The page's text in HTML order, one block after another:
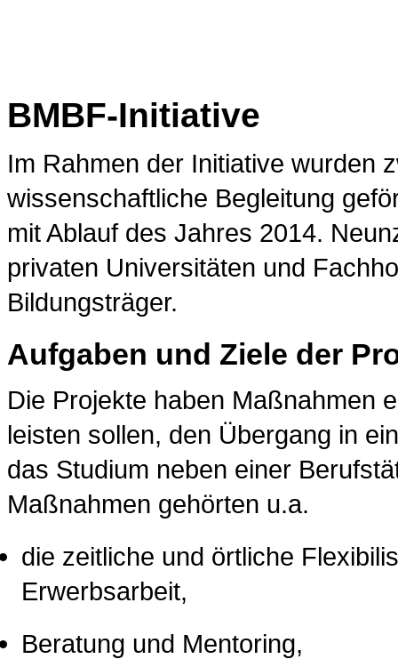
BMBF-Initiative
Im Rahmen der Initiative wurden
wissenschaftliche Begleitung
mit Ablauf des Jahres 2014.
privaten Universitäten und
Bildungsträger.
Aufgaben und Ziele der
Die Projekte haben Maßnahmen
leisten sollen, den Übergang in
das Studium neben einer
Maßnahmen gehörten u.a.
die zeitliche und örtliche
Erwerbsarbeit,
Beratung und Mentoring,